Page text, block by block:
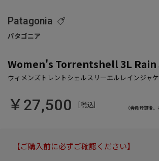
Patagonia
Women's Torrentshell 3L Rain
￥27,500 [税込]
（会員登録後
【ご購入前に必ずご確認ください】